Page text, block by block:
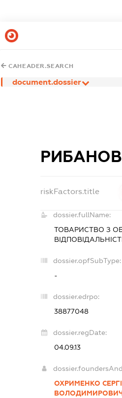
CAHEADER.SEARCH
document.dossier
РИБАНОВ
riskFactors.title
dossier.fullName:
ТОВАРИСТВО З
dossier.opfSubType:
-
dossier.edrpo:
38877048
dossier.regDate:
04.09.13
ОХРИМЕНКО